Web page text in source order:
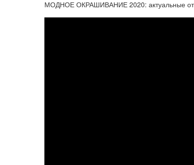
МОДНОЕ ОКРАШИВАНИЕ 2020: актуальные